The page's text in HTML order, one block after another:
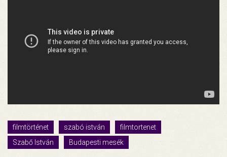
filmtörténet szabó istván
filmtortenet
Szabő István
Budapesti mesék